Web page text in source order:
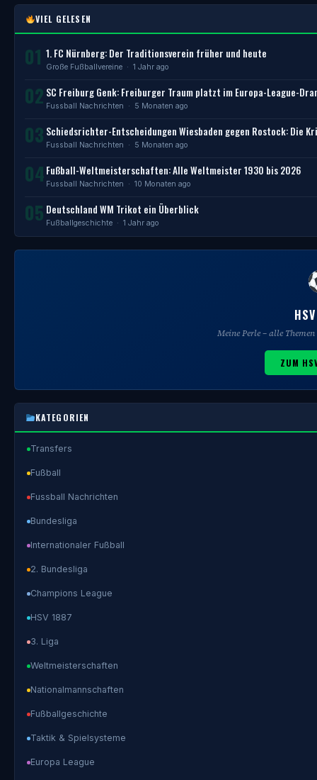
VIEL GELESEN
01 1. FC Nürnberg: Der Traditionsverein früher und heute
Große Fußballvereine · 1 Jahr ago
02 SC Freiburg Genk: Freiburger Traum platzt im Europa-League-
Fussball Nachrichten · 5 Monaten ago
03 Schiedsrichter-Entscheidungen Wiesbaden gegen Rostock: Die
Fussball Nachrichten · 5 Monaten ago
04 Fußball-Weltmeisterschaften: Alle Weltmeister 1930 bis 2026
Fussball Nachrichten · 10 Monaten ago
05 Deutschland WM Trikot ein Überblick
Fußballgeschichte · 1 Jahr ago
Meine Perle – alle
ZUM
KATEGORIEN
Transfers
Fußball
Fussball Nachrichten
Bundesliga
Internationaler Fußball
2. Bundesliga
Champions League
HSV 1887
3. Liga
Weltmeisterschaften
Nationalmannschaften
Fußballgeschichte
Taktik & Spielsysteme
Europa League